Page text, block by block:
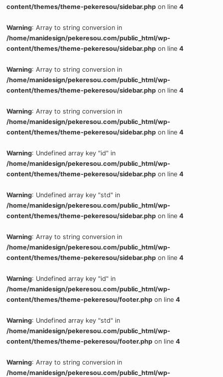
content/themes/theme-pekeresou/sidebar.php on line4
Warning: Array to string conversion in
/home/manidesign/pekeresou.com/public_html/wp-
content/themes/theme-pekeresou/sidebar.php on line4
Warning: Array to string conversion in
/home/manidesign/pekeresou.com/public_html/wp-
content/themes/theme-pekeresou/sidebar.php on line4
Warning: Array to string conversion in
/home/manidesign/pekeresou.com/public_html/wp-
content/themes/theme-pekeresou/sidebar.php on line4
Warning: Undefined array key "id" in
/home/manidesign/pekeresou.com/public_html/wp-
content/themes/theme-pekeresou/sidebar.php on line4
Warning: Undefined array key "std" in
/home/manidesign/pekeresou.com/public_html/wp-
content/themes/theme-pekeresou/sidebar.php on line4
Warning: Array to string conversion in
/home/manidesign/pekeresou.com/public_html/wp-
content/themes/theme-pekeresou/sidebar.php on line4
Warning: Undefined array key "id" in
/home/manidesign/pekeresou.com/public_html/wp-
content/themes/theme-pekeresou/footer.php on line4
Warning: Undefined array key "std" in
/home/manidesign/pekeresou.com/public_html/wp-
content/themes/theme-pekeresou/footer.php on line4
Warning: Array to string conversion in
/home/manidesign/pekeresou.com/public_html/wp-